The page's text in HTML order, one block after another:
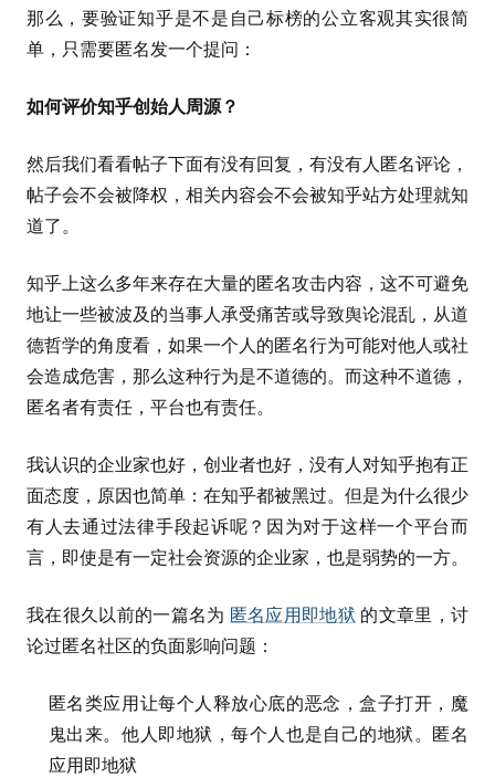
那么，要验证知乎是不是自己标榜的公立客观其实很简
单，只需要匿名发一个提问：
如何评价知乎创始人周源？
然后我们看看帖子下面有没有回复，有没有人匿名评论，
帖子会不会被降权，相关内容会不会被知乎站方处理就知
道了。
知乎上这么多年来存在大量的匿名攻击内容，这不可避免
地让一些被波及的当事人承受痛苦或导致舆论混乱，从道
德哲学的角度看，如果一个人的匿名行为可能对他人或社
会造成危害，那么这种行为是不道德的。而这种不道德，
匿名者有责任，平台也有责任。
我认识的企业家也好，创业者也好，没有人对知乎抱有正
面态度，原因也简单：在知乎都被黑过。但是为什么很少
有人去通过法律手段起诉呢？因为对于这样一个平台而
言，即使是有一定社会资源的企业家，也是弱势的一方。
我在很久以前的一篇名为 匿名应用即地狱 的文章里，讨
论过匿名社区的负面影响问题：
匿名类应用让每个人释放心底的恶念，盒子打开，魔
鬼出来。他人即地狱，每个人也是自己的地狱。匿名
应用即地狱